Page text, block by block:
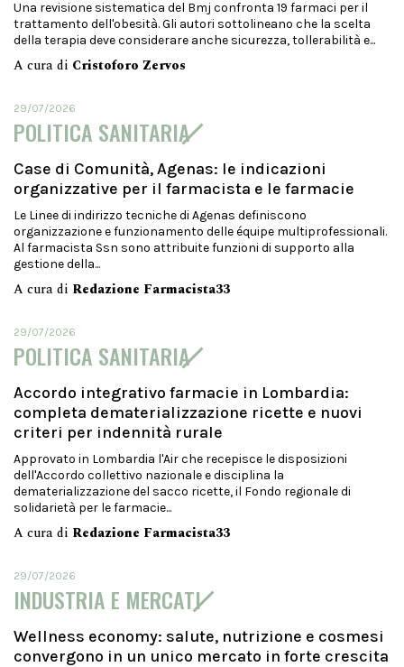
Una revisione sistematica del Bmj confronta 19 farmaci per il
trattamento dell'obesità. Gli autori sottolineano che la scelta
della terapia deve considerare anche sicurezza, tollerabilità e...
A cura di Cristoforo Zervos
29/07/2026
POLITICA SANITARIA
Case di Comunità, Agenas: le indicazioni
organizzative per il farmacista e le farmacie
Le Linee di indirizzo tecniche di Agenas definiscono
organizzazione e funzionamento delle équipe multiprofessionali.
Al farmacista Ssn sono attribuite funzioni di supporto alla
gestione della...
A cura di Redazione Farmacista33
29/07/2026
POLITICA SANITARIA
Accordo integrativo farmacie in Lombardia:
completa dematerializzazione ricette e nuovi
criteri per indennità rurale
Approvato in Lombardia l'Air che recepisce le disposizioni
dell'Accordo collettivo nazionale e disciplina la
dematerializzazione del sacco ricette, il Fondo regionale di
solidarietà per le farmacie...
A cura di Redazione Farmacista33
29/07/2026
INDUSTRIA E MERCATI
Wellness economy: salute, nutrizione e cosmesi
convergono in un unico mercato in forte crescita